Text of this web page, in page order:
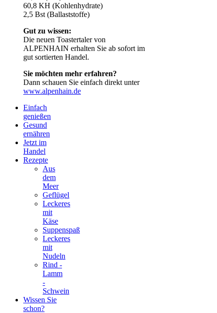
60,8 KH (Kohlenhydrate)
2,5 Bst (Ballaststoffe)
Gut zu wissen:
Die neuen Toastertaler von
ALPENHAIN erhalten Sie ab sofort im
gut sortierten Handel.
Sie möchten mehr erfahren?
Dann schauen Sie einfach direkt unter
www.alpenhain.de
Einfach
genießen
Gesund
ernähren
Jetzt im
Handel
Rezepte
Aus
dem
Meer
Geflügel
Leckeres
mit
Käse
Suppenspaß
Leckeres
mit
Nudeln
Rind -
Lamm
-
Schwein
Wissen Sie
schon?